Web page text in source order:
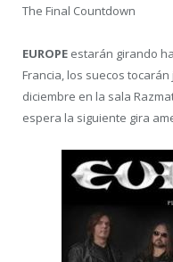
The Final Countdown
EUROPE estarán girando
Francia, los suecos tocarán
diciembre en la sala
espera la siguiente gira